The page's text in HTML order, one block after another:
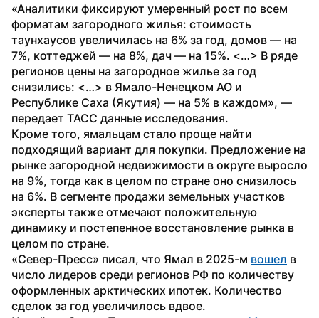
«Аналитики фиксируют умеренный рост по всем
форматам загородного жилья: стоимость
таунхаусов увеличилась на 6% за год, домов — на
7%, коттеджей — на 8%, дач — на 15%. <…> В ряде
регионов цены на загородное жилье за год
снизились: <…> в Ямало-Ненецком АО и
Республике Саха (Якутия) — на 5% в каждом», —
передает ТАСС данные исследования.
Кроме того, ямальцам стало проще найти
подходящий вариант для покупки. Предложение на
рынке загородной недвижимости в округе выросло
на 9%, тогда как в целом по стране оно снизилось
на 6%. В сегменте продажи земельных участков
эксперты также отмечают положительную
динамику и постепенное восстановление рынка в
целом по стране.
«Север-Пресс» писал, что Ямал в 2025-м вошел в
число лидеров среди регионов РФ по количеству
оформленных арктических ипотек. Количество
сделок за год увеличилось вдвое.